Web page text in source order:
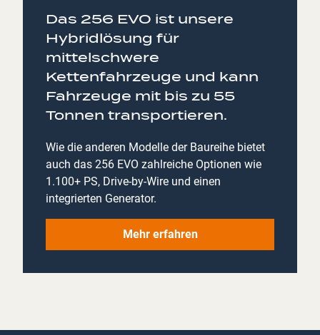
Das 256 EVO ist unsere
Hybridlösung für
mittelschwere
Kettenfahrzeuge und kann
Fahrzeuge mit bis zu 55
Tonnen transportieren.
Wie die anderen Modelle der Baureihe bietet
auch das 256 EVO zahlreiche Optionen wie
1.100+ PS, Drive-by-Wire und einen
integrierten Generator.
Mehr erfahren